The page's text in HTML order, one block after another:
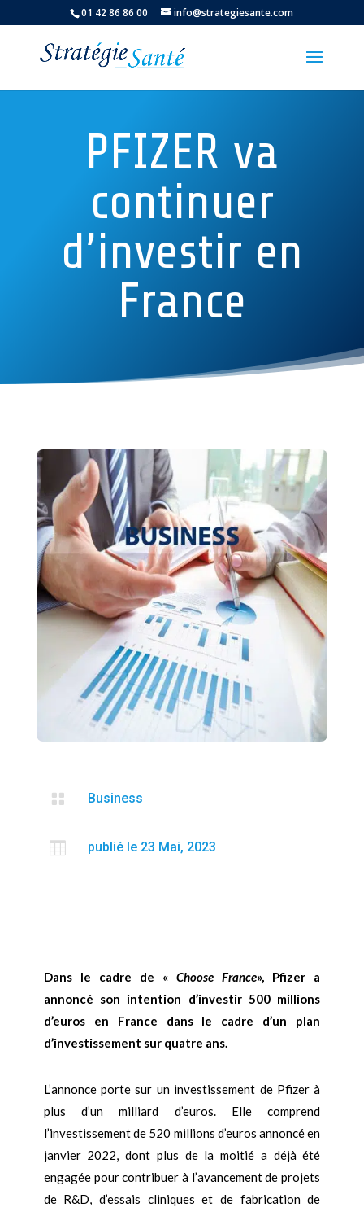
01 42 86 86 00 info@strategiesante.com
PFIZER va
continuer
d’investir en
France
 Business
 publié le 23 Mai, 2023
Dans le cadre de «Choose France», Pfizer a
annoncé son intention d’investir 500 millions
d’euros en France dans le cadre d’un plan
d’investissement sur quatre ans.
L’annonce porte sur un investissement de Pfizer à
plus d’un milliard d’euros. Elle comprend
l’investissement de 520 millions d’euros annoncé en
janvier 2022, dont plus de la moitié a déjà été
engagée pour contribuer à l’avancement de projets
de R&D, d’essais cliniques et de fabrication de